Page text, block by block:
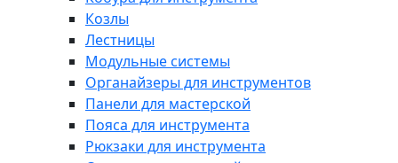
Козлы
Лестницы
Модульные системы
Органайзеры для инструментов
Панели для мастерской
Пояса для инструмента
Рюкзаки для инструмента